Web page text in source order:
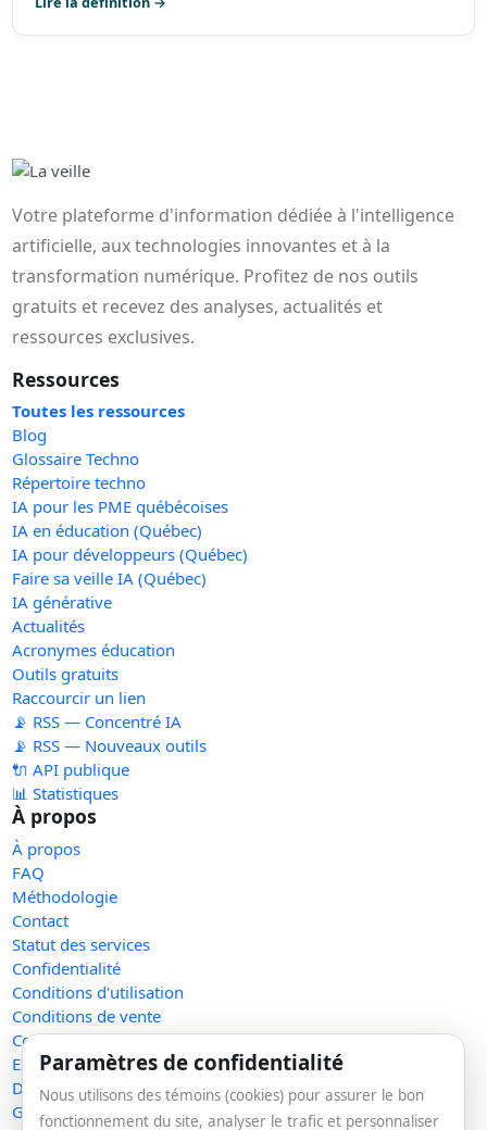
Votre plateforme d'information dédiée à l'intelligence
artificielle, aux technologies innovantes et à la
transformation numérique. Profitez de nos outils
gratuits et recevez des analyses, actualités et
ressources exclusives.
Ressources
Toutes les ressources
Blog
Glossaire Techno
Répertoire techno
IA pour les PME québécoises
IA en éducation (Québec)
IA pour développeurs (Québec)
Faire sa veille IA (Québec)
IA générative
Actualités
Acronymes éducation
Outils gratuits
Raccourcir un lien
📡 RSS — Concentré IA
📡 RSS — Nouveaux outils
🔌 API publique
📊 Statistiques
À propos
À propos
FAQ
Méthodologie
Contact
Statut des services
Confidentialité
Conditions d'utilisation
Conditions de vente
Cookies
Exercer mes droits
Demande de retrait
Gérer les témoins
Paramètres de confidentialité
Nous utilisons des témoins (cookies) pour assurer le bon
fonctionnement du site, analyser le trafic et personnaliser